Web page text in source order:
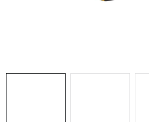
O nás Kontakty
Doprava a